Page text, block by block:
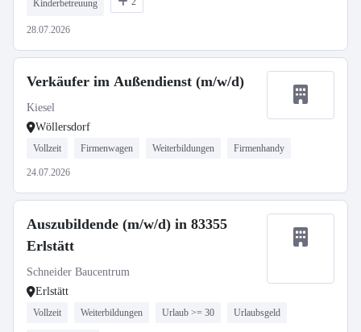
Kinderbetreuung
28.07.2026
Verkäufer im Außendienst (m/w/d)
Kiesel
Wöllersdorf
Vollzeit Firmenwagen Weiterbildungen Firmenhandy
24.07.2026
Auszubildende (m/w/d) in 83355
Erlstätt
Schneider Baucentrum
Erlstätt
Vollzeit Weiterbildungen Urlaub >= 30 Urlaubsgeld